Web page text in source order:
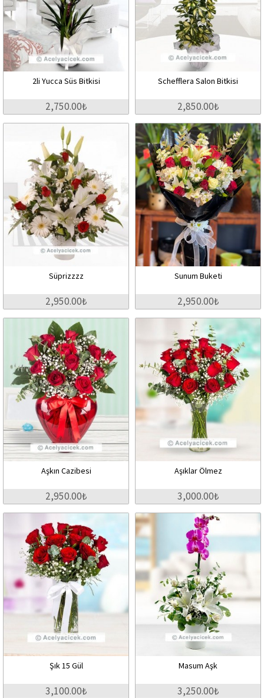
2li Yucca Süs Bitkisi
2,750.00₺
Schefflera Salon Bitkisi
2,850.00₺
Süprizzzz
2,950.00₺
Sunum Buketi
2,950.00₺
Aşkın Cazibesi
2,950.00₺
Aşıklar Ölmez
3,000.00₺
Şık 15 Gül
3,100.00₺
Masum Aşk
3,250.00₺